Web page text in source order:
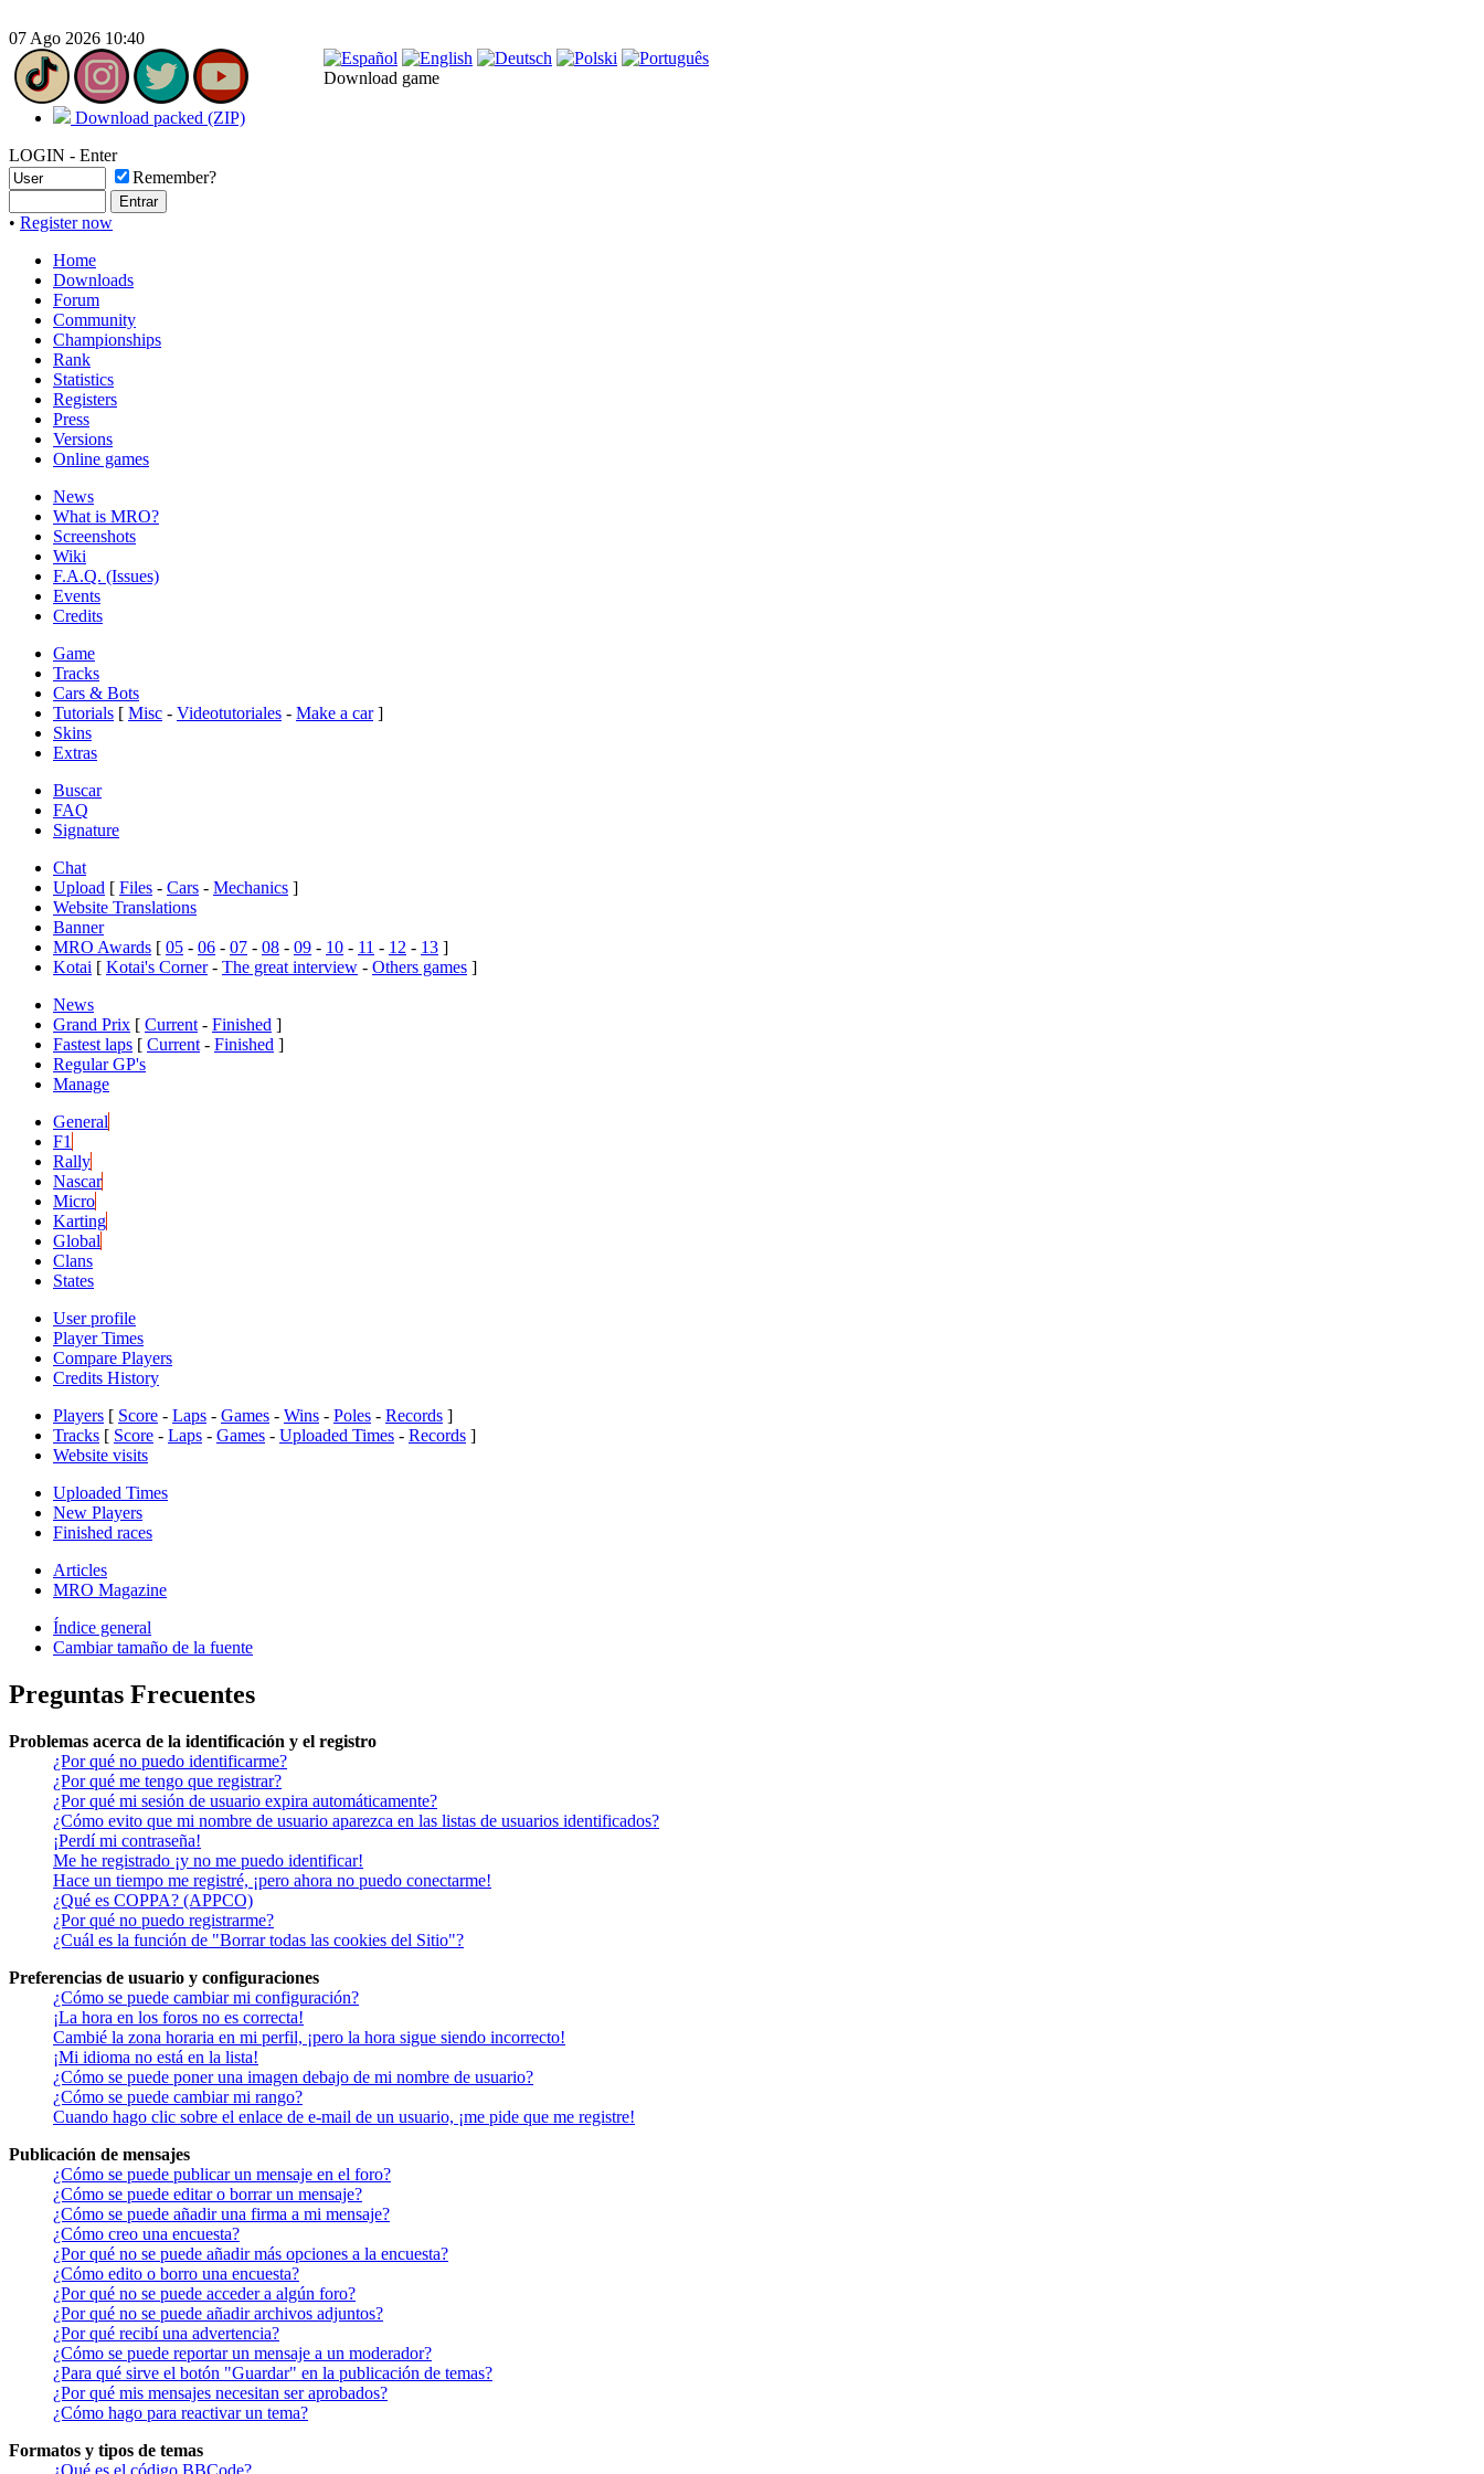
07 Ago 2026 10:40
Download game
Download packed (ZIP)
LOGIN - Enter
Remember?
• Register now
Home
Downloads
Forum
Community
Championships
Rank
Statistics
Registers
Press
Versions
Online games
News
What is MRO?
Screenshots
Wiki
F.A.Q. (Issues)
Events
Credits
Game
Tracks
Cars & Bots
Tutorials [ Misc - Videotutoriales - Make a car]
Skins
Extras
Buscar
FAQ
Signature
Chat
Upload [ Files - Cars - Mechanics ]
Website Translations
Banner
MRO Awards [ 05 - 06 - 07 - 08 - 09 - 10 - 11 - 12 - 13 ]
Kotai [ Kotai's Corner- The great interview - Others games ]
News
Grand Prix [ Current - Finished ]
Fastest laps [ Current - Finished ]
Regular GP's
Manage
General
F1
Rally
Nascar
Micro
Karting
Global
Clans
States
User profile
Player Times
Compare Players
Credits History
Players [ Score - Laps - Games - Wins - Poles - Records ]
Tracks [ Score - Laps - Games - Uploaded Times - Records ]
Website visits
Uploaded Times
New Players
Finished races
Articles
MRO Magazine
Índice general
Cambiar tamaño de la fuente
Preguntas Frecuentes
Problemas acerca de la identificación y el registro
¿Por qué no puedo identificarme?
¿Por qué me tengo que registrar?
¿Por qué mi sesión de usuario expira automáticamente?
¿Cómo evito que mi nombre de usuario aparezca en las listas de usuarios identificados?
¡Perdí mi contraseña!
Me he registrado ¡y no me puedo identificar!
Hace un tiempo me registré, ¡pero ahora no puedo conectarme!
¿Qué es COPPA? (APPCO)
¿Por qué no puedo registrarme?
¿Cuál es la función de "Borrar todas las cookies del Sitio"?
Preferencias de usuario y configuraciones
¿Cómo se puede cambiar mi configuración?
¡La hora en los foros no es correcta!
Cambié la zona horaria en mi perfil, ¡pero la hora sigue siendo incorrecto!
¡Mi idioma no está en la lista!
¿Cómo se puede poner una imagen debajo de mi nombre de usuario?
¿Cómo se puede cambiar mi rango?
Cuando hago clic sobre el enlace de e-mail de un usuario, ¡me pide que me registre!
Publicación de mensajes
¿Cómo se puede publicar un mensaje en el foro?
¿Cómo se puede editar o borrar un mensaje?
¿Cómo se puede añadir una firma a mi mensaje?
¿Cómo creo una encuesta?
¿Por qué no se puede añadir más opciones a la encuesta?
¿Cómo edito o borro una encuesta?
¿Por qué no se puede acceder a algún foro?
¿Por qué no se puede añadir archivos adjuntos?
¿Por qué recibí una advertencia?
¿Cómo se puede reportar un mensaje a un moderador?
¿Para qué sirve el botón "Guardar" en la publicación de temas?
¿Por qué mis mensajes necesitan ser aprobados?
¿Cómo hago para reactivar un tema?
Formatos y tipos de temas
¿Qué es el código BBCode?